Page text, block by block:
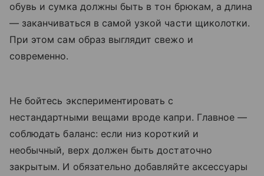
обувь и сумка должны быть в тон брюкам, а длина
— заканчиваться в самой узкой части щиколотки.
При этом сам образ выглядит свежо и
современно.
Не бойтесь экспериментировать с
нестандартными вещами вроде капри. Главное —
соблюдать баланс: если низ короткий и
необычный, верх должен быть достаточно
закрытым. И обязательно добавляйте аксессуары